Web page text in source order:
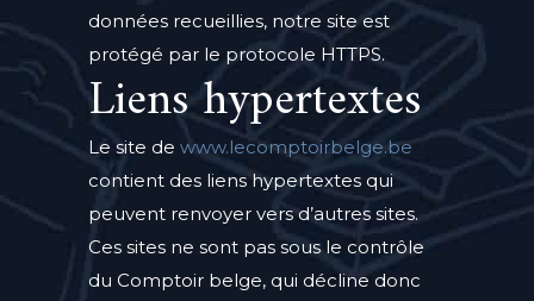
données recueillies, notre site est
protégé par le protocole HTTPS.
Liens hypertextes
Le site de www.lecomptoirbelge.be
contient des liens hypertextes qui
peuvent renvoyer vers d’autres sites.
Ces sites ne sont pas sous le contrôle
du Comptoir belge, qui décline donc